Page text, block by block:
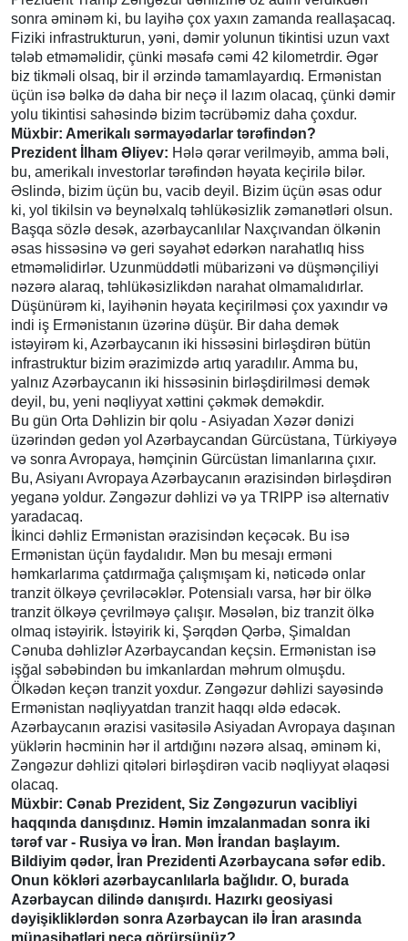
sonra əminəm ki, bu layihə çox yaxın zamanda reallaşacaq.
Fiziki infrastrukturun, yəni, dəmir yolunun tikintisi uzun vaxt
tələb etməməlidir, çünki məsafə cəmi 42 kilometrdir. Əgər
biz tikməli olsaq, bir il ərzində tamamlayardıq. Ermənistan
üçün isə bəlkə də daha bir neçə il lazım olacaq, çünki dəmir
yolu tikintisi sahəsində bizim təcrübəmiz daha çoxdur.
Müxbir: Amerikalı sərmayədarlar tərəfindən?
Prezident İlham Əliyev: Hələ qərar verilməyib, amma bəli,
bu, amerikalı investorlar tərəfindən həyata keçirilə bilər.
Əslində, bizim üçün bu, vacib deyil. Bizim üçün əsas odur
ki, yol tikilsin və beynəlxalq təhlükəsizlik zəmanətləri olsun.
Başqa sözlə desək, azərbaycanlılar Naxçıvandan ölkənin
əsas hissəsinə və geri səyahət edərkən narahatlıq hiss
etməməlidirlər. Uzunmüddətli mübarizəni və düşmənçiliyi
nəzərə alaraq, təhlükəsizlikdən narahat olmamalıdırlar.
Düşünürəm ki, layihənin həyata keçirilməsi çox yaxındır və
indi iş Ermənistanın üzərinə düşür. Bir daha demək
istəyirəm ki, Azərbaycanın iki hissəsini birləşdirən bütün
infrastruktur bizim ərazimizdə artıq yaradılır. Amma bu,
yalnız Azərbaycanın iki hissəsinin birləşdirilməsi demək
deyil, bu, yeni nəqliyyat xəttini çəkmək deməkdir.
Bu gün Orta Dəhlizin bir qolu - Asiyadan Xəzər dənizi
üzərindən gedən yol Azərbaycandan Gürcüstana, Türkiyəyə
və sonra Avropaya, həmçinin Gürcüstan limanlarına çıxır.
Bu, Asiyanı Avropaya Azərbaycanın ərazisindən birləşdirən
yeganə yoldur. Zəngəzur dəhlizi və ya TRIPP isə alternativ
yaradacaq.
İkinci dəhliz Ermənistan ərazisindən keçəcək. Bu isə
Ermənistan üçün faydalıdır. Mən bu mesajı erməni
həmkarlarıma çatdırmağa çalışmışam ki, nəticədə onlar
tranzit ölkəyə çevriləcəklər. Potensialı varsa, hər bir ölkə
tranzit ölkəyə çevrilməyə çalışır. Məsələn, biz tranzit ölkə
olmaq istəyirik. İstəyirik ki, Şərqdən Qərbə, Şimaldan
Cənuba dəhlizlər Azərbaycandan keçsin. Ermənistan isə
işğal səbəbindən bu imkanlardan məhrum olmuşdu.
Ölkədən keçən tranzit yoxdur. Zəngəzur dəhlizi sayəsində
Ermənistan nəqliyyatdan tranzit haqqı əldə edəcək.
Azərbaycanın ərazisi vasitəsilə Asiyadan Avropaya daşınan
yüklərin həcminin hər il artdığını nəzərə alsaq, əminəm ki,
Zəngəzur dəhlizi qitələri birləşdirən vacib nəqliyyat əlaqəsi
olacaq.
Müxbir: Cənab Prezident, Siz Zəngəzurun vacibliyi
haqqında danışdınız. Həmin imzalanmadan sonra iki
tərəf var - Rusiya və İran. Mən İrandan başlayım.
Bildiyim qədər, İran Prezidenti Azərbaycana səfər edib.
Onun kökləri azərbaycanlılarla bağlıdır. O, burada
Azərbaycan dilində danışırdı. Hazırkı geosiyasi
dəyişikliklərdən sonra Azərbaycan ilə İran arasında
münasibətləri necə görürsünüz?